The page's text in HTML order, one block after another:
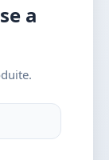
a